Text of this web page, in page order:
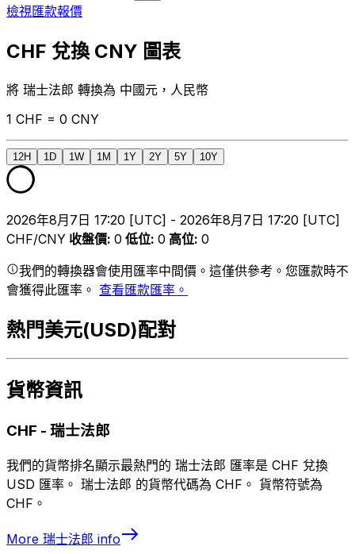
檢視匯款報價
CHF 兌換 CNY 圖表
將 瑞士法郎 轉換為 中國元，人民幣
1 CHF = 0 CNY
12H 1D 1W 1M 1Y 2Y 5Y 10Y
2026年8月7日 17:20 [UTC] - 2026年8月7日 17:20 [UTC]
CHF/CNY 收盤價: 0 低位: 0 高位: 0
我們的轉換器會使用匯率中間價。這僅供參考。您匯款時不
會獲得此匯率。 查看匯款匯率。
熱門美元(USD)配對
貨幣資訊
CHF - 瑞士法郎
我們的貨幣排名顯示最熱門的 瑞士法郎 匯率是 CHF 兌換
USD 匯率。 瑞士法郎 的貨幣代碼為 CHF。 貨幣符號為
CHF。
More 瑞士法郎 info